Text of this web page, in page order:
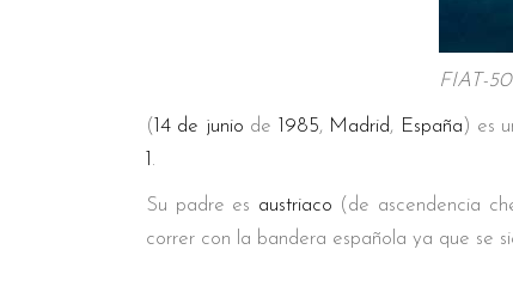
FIAT-
( 14 de junio de 1985, Madrid, España ) es
.
Su padre es austriaco (de ascendencia
correr con la bandera española ya que se